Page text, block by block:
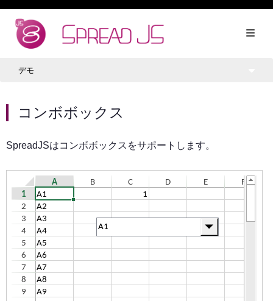
デモ
コンボボックス
SpreadJSはコンボボックスをサポートします。